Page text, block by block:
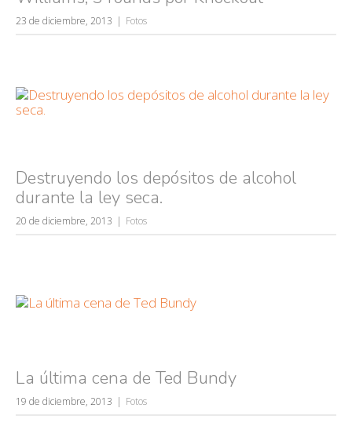
23 de diciembre, 2013 Fotos
Destruyendo los depósitos de alcohol
durante la ley seca.
20 de diciembre, 2013 Fotos
La última cena de Ted Bundy
19 de diciembre, 2013 Fotos